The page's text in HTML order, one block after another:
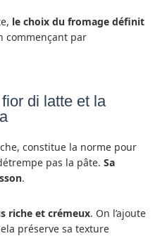
le choix du fromage définit
commençant par
di latte et la
constitue la norme pour
pas la pâte. Sa
.
riche et crémeux. On l’ajoute
préserve sa texture